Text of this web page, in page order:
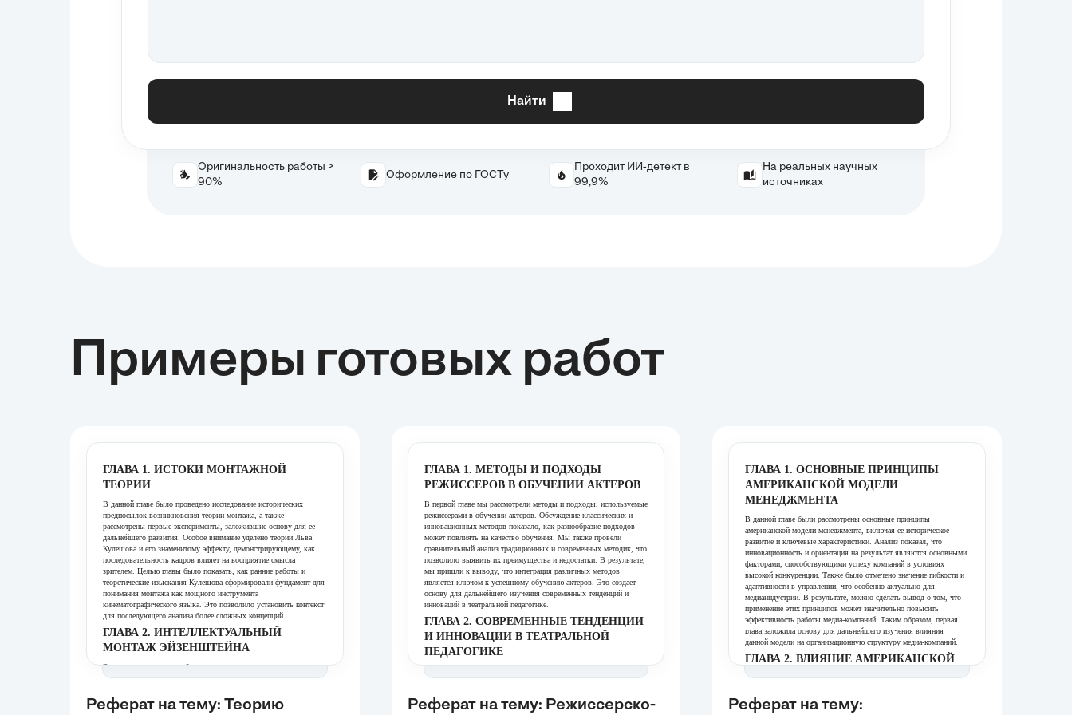
Найти
Оригинальность работы >
90%
Оформление по ГОСТу
Проходит ИИ-детект в
99,9%
На реальных научных
источниках
Примеры готовых работ
ГЛАВА 1. ИСТОКИ МОНТАЖНОЙ
ТЕОРИИ
В данной главе было проведено исследование исторических
предпосылок возникновения теории монтажа, а также
рассмотрены первые эксперименты, заложившие основу для ее
дальнейшего развития. Особое внимание уделено теории Льва
Кулешова и его знаменитому эффекту, демонстрирующему, как
последовательность кадров влияет на восприятие смысла
зрителем. Целью главы было показать, как ранние работы и
теоретические изыскания Кулешова сформировали фундамент для
понимания монтажа как мощного инструмента
кинематографического языка. Это позволило установить контекст
для последующего анализа более сложных концепций.
ГЛАВА 2. ИНТЕЛЛЕКТУАЛЬНЫЙ
МОНТАЖ ЭЙЗЕНШТЕЙНА
Эта глава посвящена глубокому анализу концепции
«интеллектуального монтажа» Сергея Эйзенштейна, раскрывая
кадров в создании конфликта и достижении сильного
эмоционального резонанса у зрителя, что является краеугольным
Реферат на тему: Теорию
ГЛАВА 1. МЕТОДЫ И ПОДХОДЫ
РЕЖИССЕРОВ В ОБУЧЕНИИ АКТЕРОВ
В первой главе мы рассмотрели методы и подходы, используемые
режиссерами в обучении актеров. Обсуждение классических и
инновационных методов показало, как разнообразие подходов
может повлиять на качество обучения. Мы также провели
сравнительный анализ традиционных и современных методик, что
позволило выявить их преимущества и недостатки. В результате,
мы пришли к выводу, что интеграция различных методов
является ключом к успешному обучению актеров. Это создает
основу для дальнейшего изучения современных тенденций и
инноваций в театральной педагогике.
ГЛАВА 2. СОВРЕМЕННЫЕ ТЕНДЕНЦИИ
И ИННОВАЦИИ В ТЕАТРАЛЬНОЙ
ПЕДАГОГИКЕ
В этой главе мы проанализировали современные тенденции и
выявить ключевые аспекты, которые формируют современное
Реферат на тему: Режиссерско-
ГЛАВА 1. ОСНОВНЫЕ ПРИНЦИПЫ
АМЕРИКАНСКОЙ МОДЕЛИ
МЕНЕДЖМЕНТА
В данной главе были рассмотрены основные принципы
американской модели менеджмента, включая ее историческое
развитие и ключевые характеристики. Анализ показал, что
инновационность и ориентация на результат являются основными
факторами, способствующими успеху компаний в условиях
высокой конкуренции. Также было отмечено значение гибкости и
адаптивности в управлении, что особенно актуально для
медиаиндустрии. В результате, можно сделать вывод о том, что
применение этих принципов может значительно повысить
эффективность работы медиа-компаний. Таким образом, первая
глава заложила основу для дальнейшего изучения влияния
данной модели на организационную структуру медиа-компаний.
ГЛАВА 2. ВЛИЯНИЕ АМЕРИКАНСКОЙ
МОДЕЛИ НА ОРГАНИЗАЦИОННУЮ
В этой главе было проанализировано влияние американской
Реферат на тему: